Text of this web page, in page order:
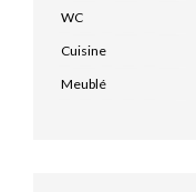
WC
Cuisine
Meublé